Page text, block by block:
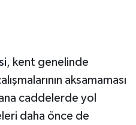
, kent genelinde
aksamaması
caddelerde yol
daha önce de